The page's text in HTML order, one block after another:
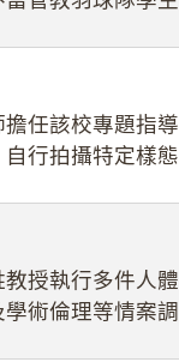
任該校專題指導
行拍攝特定樣態
授執行多件人體
術倫理等情案調